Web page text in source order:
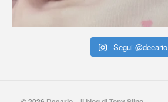
Segui @deeario